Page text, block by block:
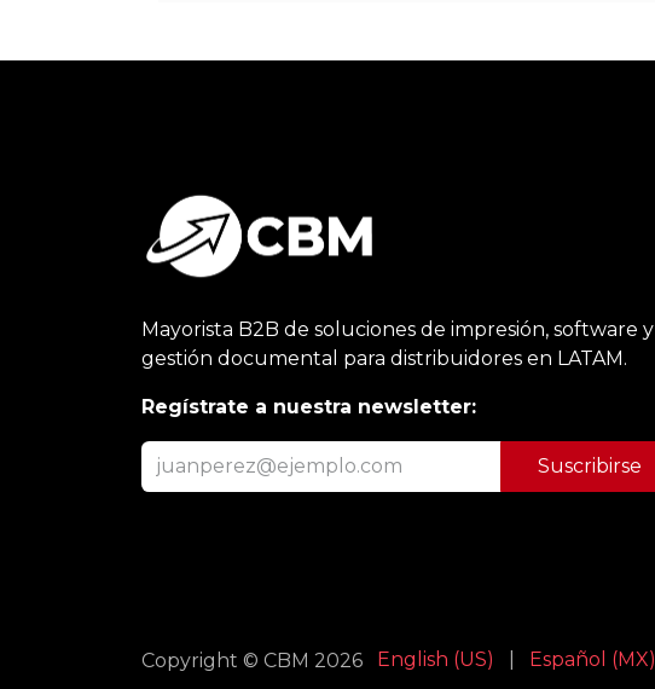
Mayorista B2B de soluciones de impresión, software y
gestión documental para distribuidores en LATAM.
Regístrate a nuestra newsletter:
Suscribirse
Copyright © CBM 2026 English (US) Español (MX)